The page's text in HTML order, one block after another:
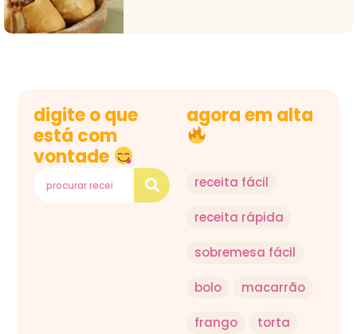
digite o que
está com
vontade
agora em alta
receita fácil
receita rápida
sobremesa fácil
bolo macarrão
frango torta